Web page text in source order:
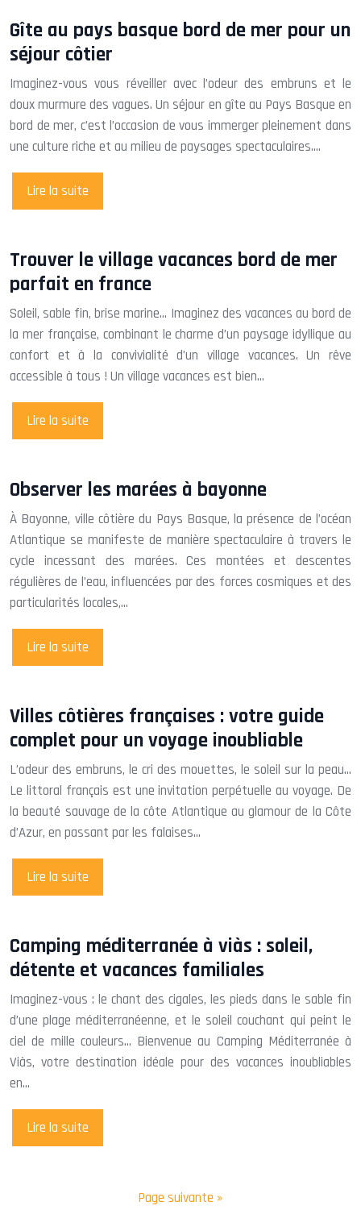
Gîte au pays basque bord de mer pour un
séjour côtier
Imaginez-vous vous réveiller avec l’odeur des embruns et le
doux murmure des vagues. Un séjour en gîte au Pays Basque en
bord de mer, c’est l’occasion de vous immerger pleinement dans
une culture riche et au milieu de paysages spectaculaires….
Lire la suite
Trouver le village vacances bord de mer
parfait en france
Soleil, sable fin, brise marine… Imaginez des vacances au bord de
la mer française, combinant le charme d’un paysage idyllique au
confort et à la convivialité d’un village vacances. Un rêve
accessible à tous ! Un village vacances est bien…
Lire la suite
Observer les marées à bayonne
À Bayonne, ville côtière du Pays Basque, la présence de l’océan
Atlantique se manifeste de manière spectaculaire à travers le
cycle incessant des marées. Ces montées et descentes
régulières de l’eau, influencées par des forces cosmiques et des
particularités locales,…
Lire la suite
Villes côtières françaises : votre guide
complet pour un voyage inoubliable
L’odeur des embruns, le cri des mouettes, le soleil sur la peau…
Le littoral français est une invitation perpétuelle au voyage. De
la beauté sauvage de la côte Atlantique au glamour de la Côte
d’Azur, en passant par les falaises…
Lire la suite
Camping méditerranée à viàs : soleil,
détente et vacances familiales
Imaginez-vous : le chant des cigales, les pieds dans le sable fin
d’une plage méditerranéenne, et le soleil couchant qui peint le
ciel de mille couleurs… Bienvenue au Camping Méditerranée à
Viàs, votre destination idéale pour des vacances inoubliables
en…
Lire la suite
Page suivante »